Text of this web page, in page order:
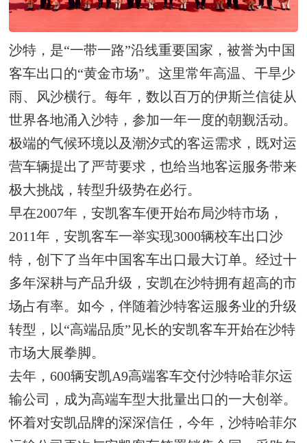
沙特，是“一带一路”沿线重要国家，被誉为中国
客车出口的“黄金市场”。这里常年高温、干旱少
雨、风沙横行。每年，数以百万的伊斯兰信徒从
世界各地涌入沙特，参加一年一度的朝觐活动。
极端的气候环境以及潮汐式的客运需求，既对运
营车辆提出了严苛要求，也给当地客运服务带来
极大挑战，转型升级势在必行。
早在2007年，安凯客车便开始布局沙特市场，
2011年，安凯客车一举实现3000辆校车出口沙
特，创下了当年中国客车出口最大订单。经过十
多年深耕与产品升级，安凯在沙特拥有超高的市
场占有率。如今，伴随着沙特客运服务业的升级
转型，以“高端品质”见长的安凯客车开始在沙特
市场大展拳脚。
去年，600辆安凯A9高端客车交付沙特哈菲尔运
输公司，成为高端车型大批量出口的一大创举。
怀着对安凯品牌的深深信任，今年，沙特哈菲尔